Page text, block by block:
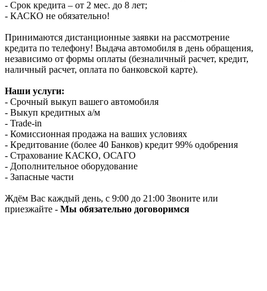
- Срок кредита – от 2 мес. до 8 лет;
- КАСКО не обязательно!
Принимаются дистанционные заявки на рассмотрение
кредита по телефону! Выдача автомобиля в день обращения,
независимо от формы оплаты (безналичный расчет, кредит,
наличный расчет, оплата по банковской карте).
Наши услуги:
- Срочный выкуп вашего автомобиля
- Выкуп кредитных а/м
- Trade-in
- Комиссионная продажа на ваших условиях
- Кредитование (более 40 Банков) кредит 99% одобрения
- Страхование КАСКО, ОСАГО
- Дополнительное оборудование
- Запасные части
Ждём Вас каждый день, с 9:00 до 21:00 Звоните или
приезжайте - Мы обязательно договоримся